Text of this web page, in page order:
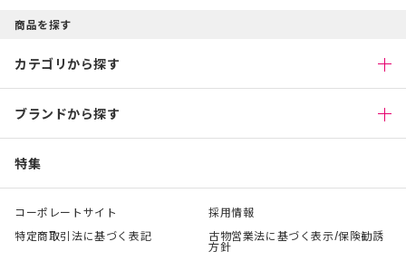
商品を探す
カテゴリから探す
ブランドから探す
特集
コーポレートサイト
採用情報
特定商取引法に基づく表記
古物営業法に基づく表示/保険勧誘
方針